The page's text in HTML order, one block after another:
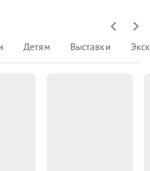
Детям Выставки